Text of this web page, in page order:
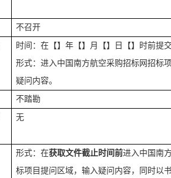
不召开
时间：在【】年【】月【】日【】时前提交
形式：进入中国南方航空采购招标网招标
疑问内容。
不踏勘
无
形式：在获取文件截止时间前进入中国南
标项目提问区域，输入疑问内容，同时以